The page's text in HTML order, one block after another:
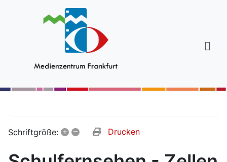
Schriftgröße: + – Drucken